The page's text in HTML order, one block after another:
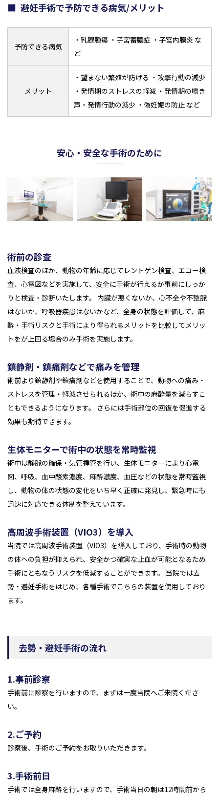
避妊手術で予防できる病気/メリット
予防できる病気
・乳腺腫瘍 ・子宮蓄膿症 ・子宮内膜炎 な
ど
メリット
・望まない繁殖が防げる ・攻撃行動の減少
・発情期のストレスの軽減 ・発情期の鳴き
声・発情行動の減少 ・偽妊娠の防止 など
安心・安全な手術のために
術前の診査
血液検査のほか、動物の年齢に応じてレントゲン検査、エコー検
査、心電図などを実施して、安全に手術が行えるか事前にしっか
りと検査・診断いたします。 内臓が悪くないか、心不全や不整脈
はないか、呼吸器疾患はないかなど、全身の状態を評価して、麻
酔・手術リスクと手術により得られるメリットを比較してメリッ
トをが上回る場合のみ手術を実施します。
鎮静剤・鎮痛剤などで痛みを管理
術前より鎮静剤や鎮痛剤などを使用することで、動物への痛み・
ストレスを管理・軽減させられるほか、術中の麻酔量を減らすこ
ともできるようになります。 さらには手術部位の回復を促進する
効果も期待できます。
生体モニターで術中の状態を常時監視
術中は静脈の確保・気管挿管を行い、生体モニターにより心電
図、呼吸、血中酸素濃度、麻酔濃度、血圧などの状態を常時監視
し、動物の体の状態の変化をいち早く正確に発見し、緊急時にも
迅速に対応できる体制を整えています。
高周波手術装置（VIO3）を導入
当院では高周波手術装置（VIO3）を導入しており、手術時の動物
の体への負担が抑えられ、安全かつ確実な止血が可能となるため
手術にともなうリスクを低減することができます。 当院では去
勢・避妊手術をはじめ、各種手術でこちらの装置を使用しており
ます。
去勢・避妊手術の流れ
1.事前診察
手術前に診察を行いますので、まずは一度当院へご来院くださ
い。
2.ご予約
診察後、手術のご予約をお取りいただきます。
3.手術前日
手術では全身麻酔を行いますので、手術当日の朝は12時間前から